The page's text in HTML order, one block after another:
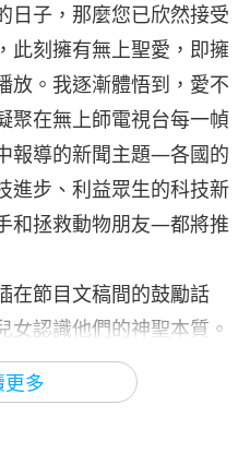
更多
日子，那麼您已欣然接受
此刻擁有無上聖愛，即擁
放。我逐漸體悟到，愛不
聚在無上師電視台每一幀
報導的新聞主題—各國的
進步、利益眾生的科技新
和拯救動物朋友—都將推
在節目文稿間的鼓勵話
女認識他們的神聖本質。
電視台為世界帶來喜樂。
無上師電視台永遠為世人